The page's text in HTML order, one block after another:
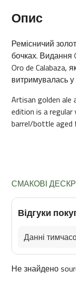
Опис
Ремісничий
бочках. Видання
Oro de Calabaza,
витримувалась
Artisan golden ale
edition is a regular
barrel/bottle aged
СМАКОВІ
Відгуки
Данні
Не знайдено